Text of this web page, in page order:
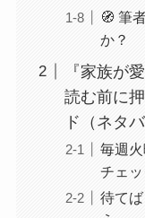
🧭 筆
か？
『家族が
読む前に
ド（ネタ
毎週
チェッ
待て